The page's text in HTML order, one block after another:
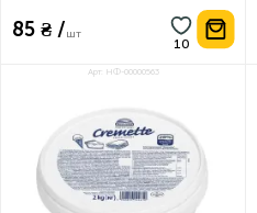
85 ₴ /шт
Арт: НФ-00000563